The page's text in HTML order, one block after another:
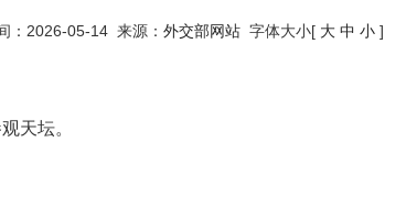
：2026-05-14 来源： 外交部网站 字体大小[ 大 中 小 ]
天坛。